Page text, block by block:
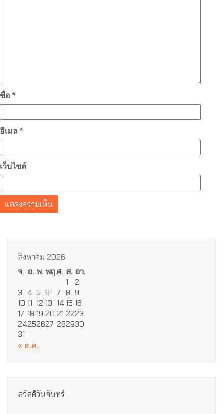
ชื่อ *
อีเมล *
เว็บไซต์
สิงหาคม 2026
จ. อ. พ.พฤ.ศ. ส. อา.
1
2
3 4 5 6 7 8 9
10 11 12 13 1415 16
17 18 19 20 21 2223
24252627 282930
31
« ธ.ค.
สวัสดีวันจันทร์